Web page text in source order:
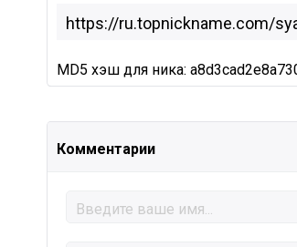
MD5 хэш для ника:
Комментарии